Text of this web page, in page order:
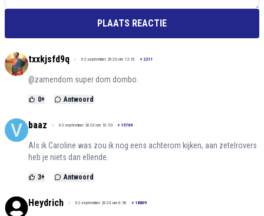
PLAATS REACTIE
txxkjsfd9q 02 september 2023 om 12:16 + 2211
@zamendom super dom dombo.
0+ Antwoord
baaz 02 september 2023 om 10:53 + 15769
Als ik Caroline was zou ik nog eens achterom kijken, aan zetelrovers
heb je niets dan ellende.
3+ Antwoord
Heydrich 02 september 2023 om 6:56 + 18809